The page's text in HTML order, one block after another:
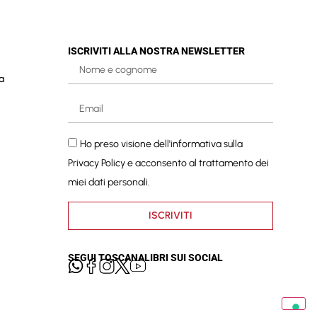
ISCRIVITI ALLA NOSTRA NEWSLETTER
Ho preso visione dell'informativa sulla
Privacy Policye acconsento al trattamento dei
miei dati personali.
ISCRIVITI
SEGUI TOSCANALIBRI SUI SOCIAL